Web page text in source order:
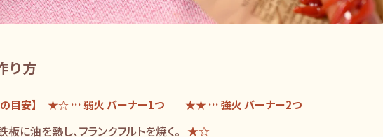
り方
の目安】 ★☆ … 弱火 バーナー1つ ★★ … 強火 バーナー2つ
板に油を熱し、フランクフルトを焼く。 ★☆